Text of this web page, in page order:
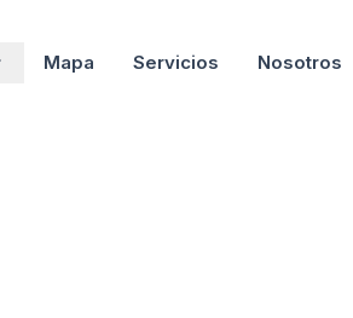
Mapa Servicios Nosotros